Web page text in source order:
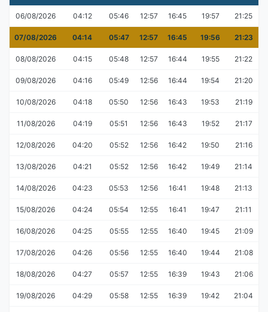
06/08/2026 04:12 05:46 12:57 16:45 19:57 21:25
07/08/2026 04:14 05:47 12:57 16:45 19:56 21:23
08/08/2026 04:15 05:48 12:57 16:44 19:55 21:22
09/08/2026 04:16 05:49 12:56 16:44 19:54 21:20
10/08/2026 04:18 05:50 12:56 16:43 19:53 21:19
11/08/2026 04:19 05:51 12:56 16:43 19:52 21:17
12/08/2026 04:20 05:52 12:56 16:42 19:50 21:16
13/08/2026 04:21 05:52 12:56 16:42 19:49 21:14
14/08/2026 04:23 05:53 12:56 16:41 19:48 21:13
15/08/2026 04:24 05:54 12:55 16:41 19:47 21:11
16/08/2026 04:25 05:55 12:55 16:40 19:45 21:09
17/08/2026 04:26 05:56 12:55 16:40 19:44 21:08
18/08/2026 04:27 05:57 12:55 16:39 19:43 21:06
19/08/2026 04:29 05:58 12:55 16:39 19:42 21:04